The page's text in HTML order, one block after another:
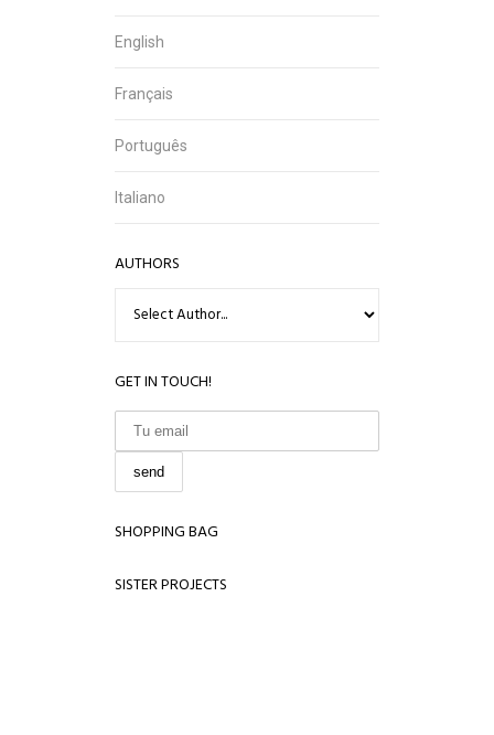
English
Français
Português
Italiano
AUTHORS
GET IN TOUCH!
SHOPPING BAG
SISTER PROJECTS